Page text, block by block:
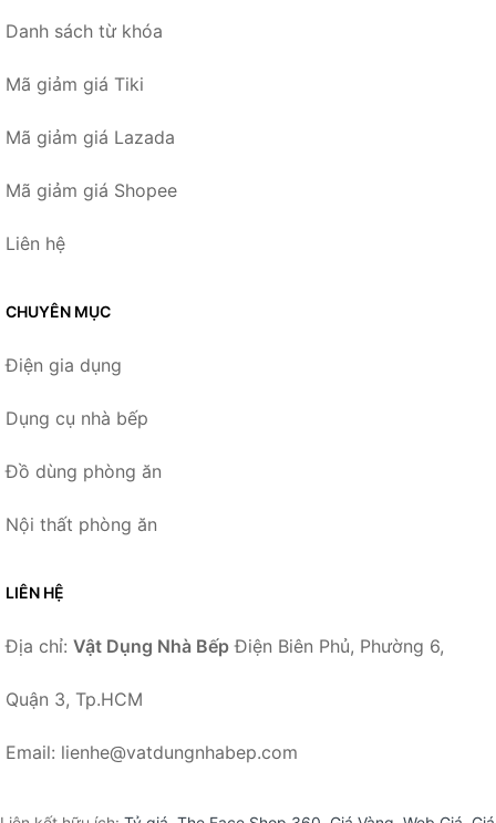
Danh sách từ khóa
Mã giảm giá Tiki
Mã giảm giá Lazada
Mã giảm giá Shopee
Liên hệ
CHUYÊN MỤC
Điện gia dụng
Dụng cụ nhà bếp
Đồ dùng phòng ăn
Nội thất phòng ăn
LIÊN HỆ
Địa chỉ: Vật Dụng Nhà Bếp Điện Biên Phủ, Phường 6,
Quận 3, Tp.HCM
Email: lienhe@vatdungnhabep.com